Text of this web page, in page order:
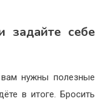
задайте себе
нужны полезные
в итоге. Бросить